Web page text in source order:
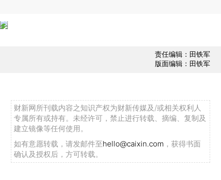
责任编辑：田铁军
版面编辑：田铁军
财新网所刊载内容之知识产权为财新传媒及/或相关权利人
专属所有或持有。未经许可，禁止进行转载、摘编、复制及
建立镜像等任何使用。
如有意愿转载，请发邮件至hello@caixin.com ，获得书面
确认及授权后，方可转载。